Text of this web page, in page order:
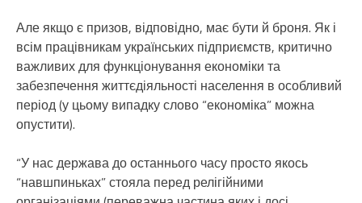
Але якщо є призов, відповідно, має бути й броня. Як і
всім працівникам українських підприємств, критично
важливих для функціонування економіки та
забезпечення життєдіяльності населення в особливий
період (у цьому випадку слово “економіка” можна
опустити).
“У нас держава до останнього часу просто якось
“навшпиньках” стояла перед релігійними